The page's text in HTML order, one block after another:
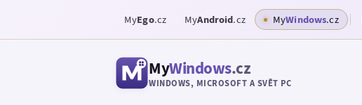
MyEgo.cz MyAndroid.cz MyWindows.cz
MyWindows.cz
WINDOWS, MICROSOFT A SVĚT PC